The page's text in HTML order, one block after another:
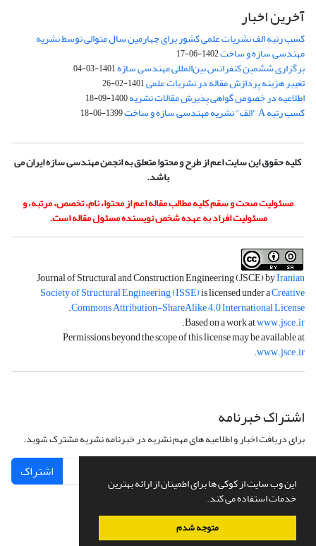
این وب سایت از کوکی ها برای اطمینان از ارائه بهترین
خدمات استفاده می کند.
متوجه شدم
آخرین اخبار
کسب رتبه الف نشریات علمی کشور برای چهارمین سال متوالی توسط نشریه
مهندسی سازه و ساخت1402-06-17
برگزاری ششمین کنفرانس بین‌المللی مهندسی سازه1401-03-04
تغییر هزینه پردازش مقاله در نشریات علمی1401-02-26
اطلاعیه در خصوص گواهی پذیرش مقالات نشریه1400-09-18
کسب رتبه A "الف" نشریه مهندسی سازه و ساخت 1399-06-18
کلیه حقوق این سایت اعم از طرح و محتوا متعلق به انجمن مهندسی سازه ایران می
باشد.
مسئولیت صحت و سقم کلیه مطالب مقاله اعم از محتوا، نام، تخصص، مرتبه، و
مسئولیت افراد به عهده شخص نویسنده مسئول مقاله است.
Journal of Structural and Construction Engineering (JSCE) byIranian
Society of Structural Engineering (ISSE)is licensed under aCreative
Commons Attribution-ShareAlike 4.0 International License
.
Based on a work atwww.jsce.ir
.
Permissions beyond the scope of this license may be available at
www.jsce.ir
.
اشتراک خبرنامه
برای دریافت اخبار و اطلاعیه های مهم نشریه در خبرنامه نشریه مشترک شوید.
اشتراک
سامانه مدیریت نشریات علمی.طراحی و پیاده سازی ازسیناوب